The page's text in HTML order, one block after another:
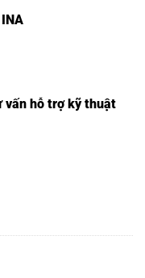
vấn hỗ trợ kỹ thuật